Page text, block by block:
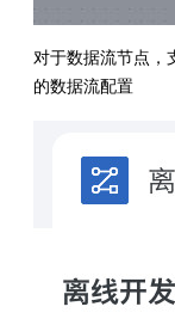
对于数据流节点，
的数据流配置